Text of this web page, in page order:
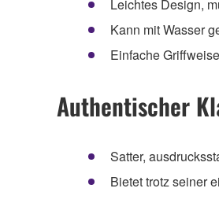
Leichtes Design,
Kann mit Wasser
Einfache
Authentischer
Satter,
Bietet trotz seiner